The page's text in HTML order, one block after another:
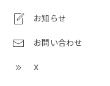
お知らせ
お問い合わせ
X